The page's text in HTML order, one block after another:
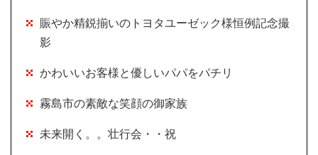
賑やか精鋭揃いのトヨタユーゼック様恒例記念撮
影
かわいいお客様と優しいパパをパチリ
霧島市の素敵な笑顔の御家族
未来開く。。壮行会・・祝